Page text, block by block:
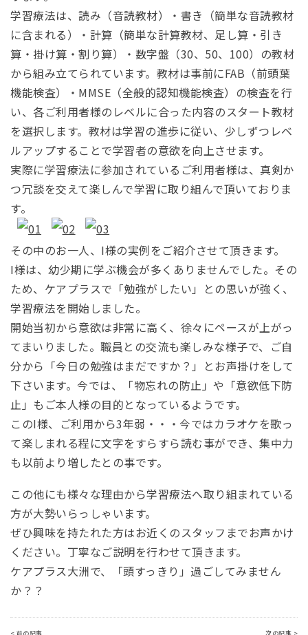
学習療法は、読み（音読教材）・書き（簡単な音読教材
に含まれる）・計算（簡単な計算教材、足し算・引き
算・掛け算・割り算）・数字盤（30、50、100）の教材
から組み立てられています。教材は事前にFAB（前頭葉
機能検査）・MMSE（全般的認知機能検査）の検査を行
い、各ご利用者様のレベルに合った内容のスタート教材
を選択します。教材は学習の進歩に従い、少しずつレベ
ルアップすることで学習者の意欲を向上させます。
実際に学習療法に参加されているご利用者様は、真剣か
つ冗談を交えて楽しんで学習に取り組んで頂いておりま
す。
その中のお一人、I様の実例をご紹介させて頂きます。
I様は、幼少期に学ぶ機会が多くありませんでした。その
ため、ケアプラスで「勉強がしたい」との思いが強く、
学習療法を開始しました。
開始当初から意欲は非常に高く、徐々にペースが上がっ
てまいりました。職員との交流も楽しみな様子で、ご自
分から「今日の勉強はまだですか？」とお声掛けをして
下さいます。今では、「物忘れの防止」や「意欲低下防
止」もご本人様の目的となっているようです。
このI様、ご利用から3年弱・・・今ではカラオケを歌っ
て楽しまれる程に文字をすらすら読む事ができ、集中力
も以前より増したとの事です。
この他にも様々な理由から学習療法へ取り組まれている
方が大勢いらっしゃいます。
ぜひ興味を持たれた方はお近くのスタッフまでお声かけ
ください。丁寧なご説明を行わせて頂きます。
ケアプラス大洲で、「頭すっきり」過ごしてみません
か？？